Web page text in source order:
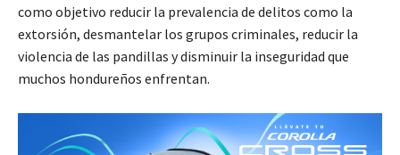
como objetivo reducir la prevalencia de delitos como la
extorsión, desmantelar los grupos criminales, reducir la
violencia de las pandillas y disminuir la inseguridad que
muchos hondureños enfrentan.